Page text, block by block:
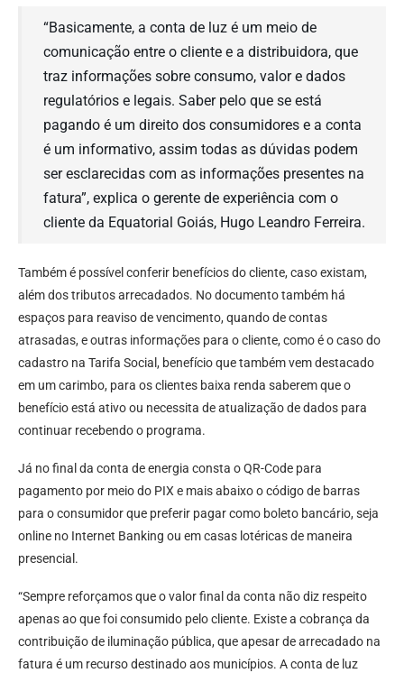
“Basicamente, a conta de luz é um meio de
comunicação entre o cliente e a distribuidora, que
traz informações sobre consumo, valor e dados
regulatórios e legais. Saber pelo que se está
pagando é um direito dos consumidores e a conta
é um informativo, assim todas as dúvidas podem
ser esclarecidas com as informações presentes na
fatura”, explica o gerente de experiência com o
cliente da Equatorial Goiás, Hugo Leandro Ferreira.
Também é possível conferir benefícios do cliente, caso existam,
além dos tributos arrecadados. No documento também há
espaços para reaviso de vencimento, quando de contas
atrasadas, e outras informações para o cliente, como é o caso do
cadastro na Tarifa Social, benefício que também vem destacado
em um carimbo, para os clientes baixa renda saberem que o
benefício está ativo ou necessita de atualização de dados para
continuar recebendo o programa.
Já no final da conta de energia consta o QR-Code para
pagamento por meio do PIX e mais abaixo o código de barras
para o consumidor que preferir pagar como boleto bancário, seja
online no Internet Banking ou em casas lotéricas de maneira
presencial.
“Sempre reforçamos que o valor final da conta não diz respeito
apenas ao que foi consumido pelo cliente. Existe a cobrança da
contribuição de iluminação pública, que apesar de arrecadado na
fatura é um recurso destinado aos municípios. A conta de luz